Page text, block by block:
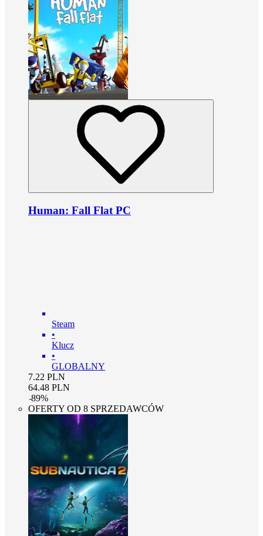
Human: Fall Flat PC
Steam
•
Klucz
•
GLOBALNY
7.22 PLN
64.48 PLN
-89%
OFERTY OD 8 SPRZEDAWCÓW